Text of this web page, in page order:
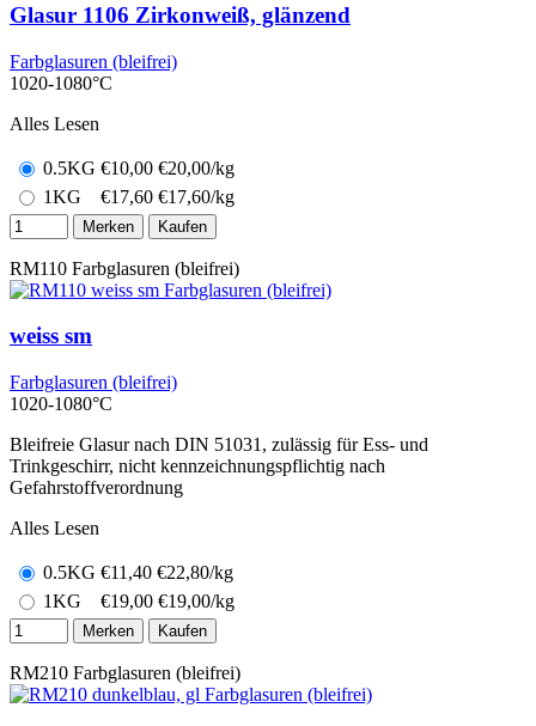
Glasur 1106 Zirkonweiß, glänzend
Farbglasuren (bleifrei)
1020-1080°C
Alles Lesen
0.5KG €10,00 €20,00/kg
1KG
€17,60 €17,60/kg
Merken Kaufen
RM110 Farbglasuren (bleifrei)
weiss sm
Farbglasuren (bleifrei)
1020-1080°C
Bleifreie Glasur nach DIN 51031, zulässig für Ess- und
Trinkgeschirr, nicht kennzeichnungspflichtig nach
Gefahrstoffverordnung
Alles Lesen
0.5KG €11,40 €22,80/kg
1KG
€19,00 €19,00/kg
Merken Kaufen
RM210 Farbglasuren (bleifrei)